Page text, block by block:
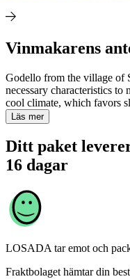
Vinmakarens
Godello from the village of
necessary characteristics
cool climate, which favors
Läs mer
Ditt paket
16 dagar
LOSADA tar emot och
Fraktbolaget hämtar din